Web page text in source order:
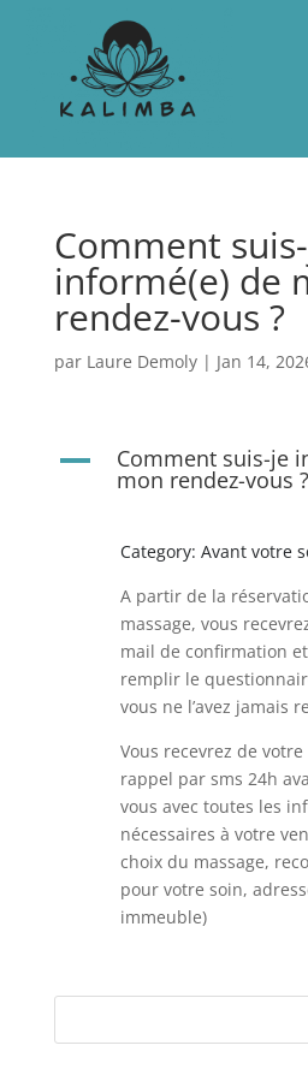
Comment
informé(e) de
rendez-vous ?
par Laure Demoly| Jan 14,
A Comment suis-je
mon rendez-vous ?
Category: Avant votre
A partir de la
massage, vous
mail de confirmation
remplir le
vous ne l’avez jamais
Vous recevrez de
rappel par sms 24h
vous avec toutes les
nécessaires à votre
choix du massage,
pour votre soin,
immeuble)